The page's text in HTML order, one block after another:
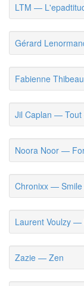
LTM —
Gérard
Fabienne
Jil Caplan — Tout
Noora Noor —
Chronixx —
Laurent Voulzy —
Zazie — Zen